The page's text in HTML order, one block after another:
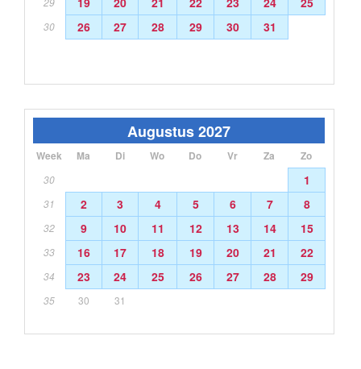
30 26 27 28 29 30 31
Augustus 2027
Week Ma Di Wo Do Vr Za Zo
30 1
31 2 3 4 5 6 7 8
32 9 10 11 12 13 14 15
33 16 17 18 19 20 21 22
34 23 24 25 26 27 28 29
35 30 31